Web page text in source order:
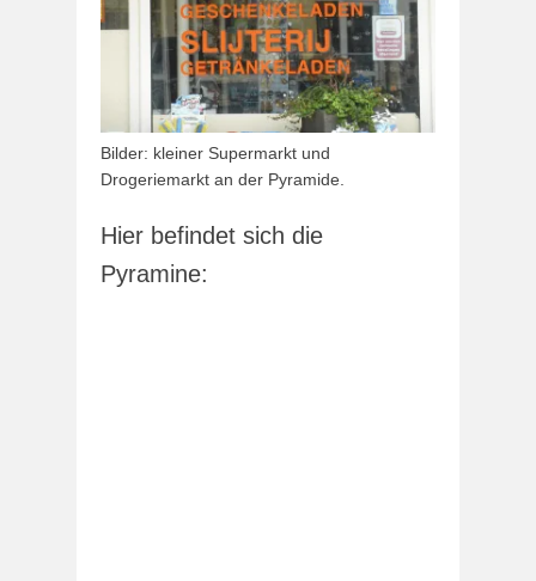
Bilder: kleiner Supermarkt und
Drogeriemarkt an der Pyramide.
Hier befindet sich die
Pyramine: